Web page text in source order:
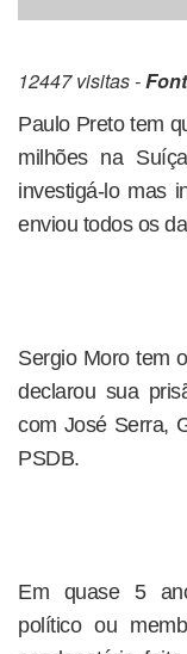
12447 visitas -
Paulo Preto tem
milhões na
investigá-lo mas
enviou todos os
Sergio Moro tem
declarou sua
com José Serra,
PSDB.
Em quase 5
político ou